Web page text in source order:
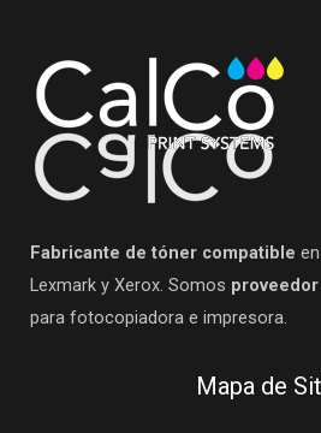
Fabricante de tóner compatible
Lexmark y Xerox. Somos
para fotocopiadora e impresora.
Mapa de